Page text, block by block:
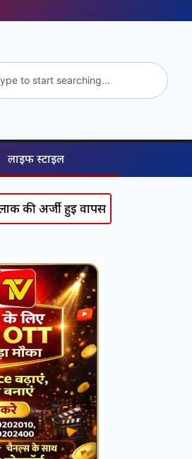
लाइफ स्टाइल
हुई वापस Supreme Court का